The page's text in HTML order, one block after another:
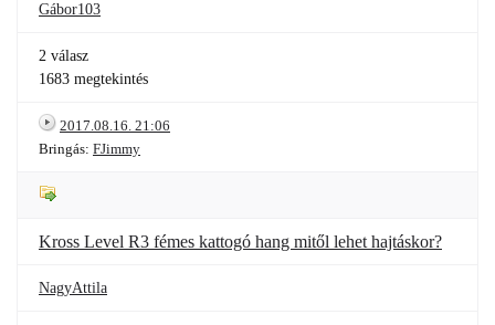
Gábor103
2 válasz
1683 megtekintés
2017.08.16. 21:06
Bringás: FJimmy
Kross Level R3 fémes kattogó hang mitől lehet hajtáskor?
NagyAttila